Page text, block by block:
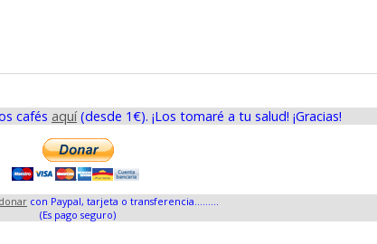
cafés aquí(desde 1€). ¡Los tomaré a tu salud! ¡Gracias!
donar con Paypal, tarjeta o transferencia.........
(Es pago seguro)